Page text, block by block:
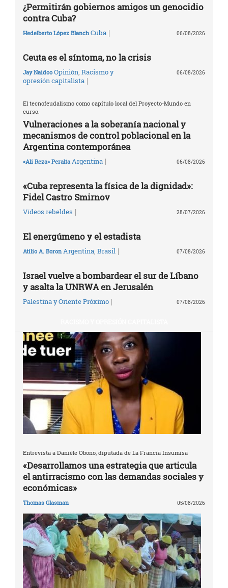
¿Permitirán gobiernos amigos un genocidio
contra Cuba?
Hedelberto López Blanch Cuba | 06/08/2026
Ceuta es el síntoma, no la crisis
Jay Naidoo Opinión, Racismo y
opresión capitalista |
06/08/2026
El tecnofeudalismo como capítulo local del Proyecto-Mundo en
curso.
Vulneraciones a la soberanía nacional y
mecanismos de control poblacional en la
Argentina contemporánea
«Ali Reza» Peralta Argentina | 06/08/2026
«Cuba representa la física de la dignidad»:
Fidel Castro Smirnov
Vídeos rebeldes | 28/07/2026
El energúmeno y el estadista
Atilio A. Boron Argentina Brasil | 07/08/2026
Israel vuelve a bombardear el sur de Líbano
y asalta la UNRWA en Jerusalén
Palestina y Oriente Próximo | 07/08/2026
Entrevista a Danièle Obono, diputada de La Francia Insumisa
«Desarrollamos una estrategia que articula
el antirracismo con las demandas sociales y
económicas»
Thomas Glasman 05/08/2026